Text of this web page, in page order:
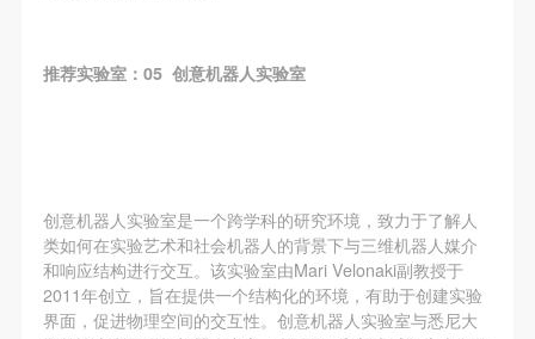
推荐实验室：05 创意机器人实验室
创意机器人实验室是一个跨学科的研究环境，致力于了解人
类如何在实验艺术和社会机器人的背景下与三维机器人媒介
和响应结构进行交互。该实验室由Mari Velonaki副教授于
2011年创立，旨在提供一个结构化的环境，有助于创建实验
界面，促进物理空间的交互性。创意机器人实验室与悉尼大